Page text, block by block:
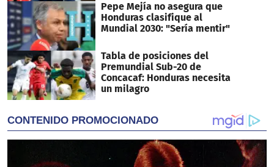
Pepe Mejía no asegura que
Honduras clasifique al
Mundial 2030: "Sería mentir"
Tabla de posiciones del
Premundial Sub-20 de
Concacaf: Honduras necesita
un milagro